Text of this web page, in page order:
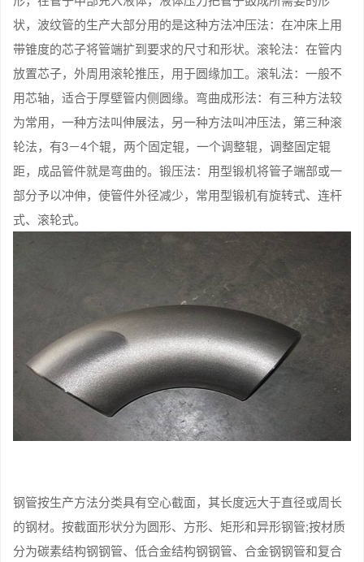
状，波纹管的生产大部分用的是这种方法冲压法：在冲床上用
带锥度的芯子将管端扩到要求的尺寸和形状。滚轮法：在管内
放置芯子，外周用滚轮推压，用于圆缘加工。滚轧法：一般不
用芯轴，适合于厚壁管内侧圆缘。弯曲成形法：有三种方法较
为常用，一种方法叫伸展法，另一种方法叫冲压法，第三种滚
轮法，有3－4个辊，两个固定辊，一个调整辊，调整固定辊
距，成品管件就是弯曲的。锻压法：用型锻机将管子端部或一
部分予以冲伸，使管件外径减少，常用型锻机有旋转式、连杆
式、滚轮式。
钢管按生产方法分类具有空心截面，其长度远大于直径或周长
的钢材。按截面形状分为圆形、方形、矩形和异形钢管;按材质
分为碳素结构钢钢管、低合金结构钢钢管、合金钢钢管和复合